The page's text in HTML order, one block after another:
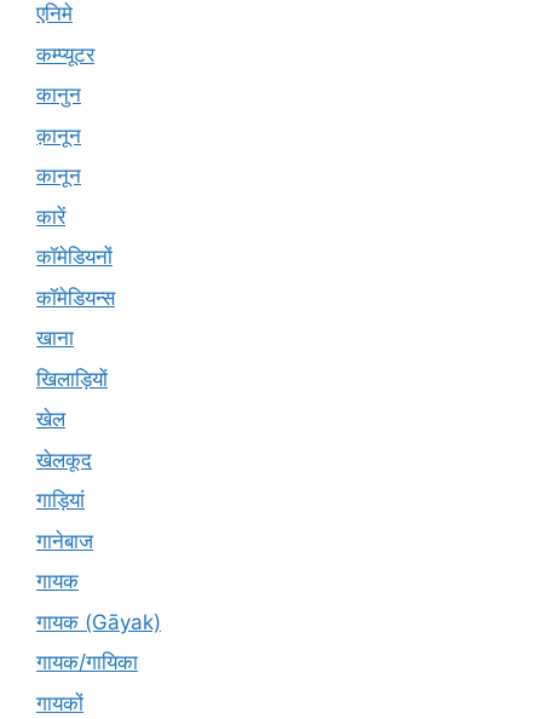
एनिमे
कम्प्यूटर
कानुन
क़ानून
कानून
कारें
कॉमेडियनों
कॉमेडियन्स
खाना
खिलाड़ियों
खेल
खेलकूद
गाड़ियां
गानेबाज
गायक
गायक (Gāyak)
गायक/गायिका
गायकों